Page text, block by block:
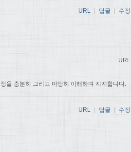
URL 답글 수정
을 충분히 그리고 마땅히 이해하며 지지합니다.
URL
URL 답글 수정